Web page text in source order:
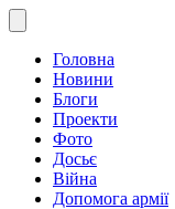
Головна
Новини
Блоги
Проекти
Фото
Досьє
Війна
Допомога армії